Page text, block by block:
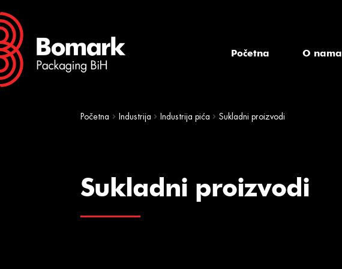
Skip
to
navigation
Skip
to
content
Početna O nama
Početna Industrija Industrija pića Sukladni proizvodi
Sukladni proizvodi